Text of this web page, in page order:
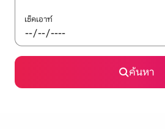
เช็คเอาท์
ค้นหา